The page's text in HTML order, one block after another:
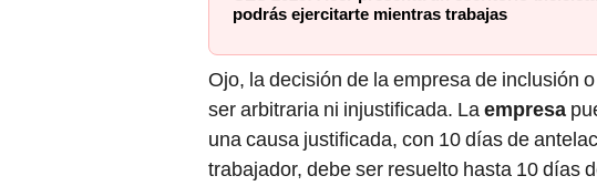
Ojo, la decisión de la empresa de inclusión
ser arbitraria ni injustificada. Laempresa
una causa justificada, con 10 días de
trabajador, debe ser resuelto hasta 10 días
respuesta, se tiene por aprobado el cambio).